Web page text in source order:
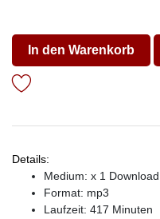
In den Warenkorb
Details:
Medium: x 1 Download
Format: mp3
Laufzeit: 417 Minuten